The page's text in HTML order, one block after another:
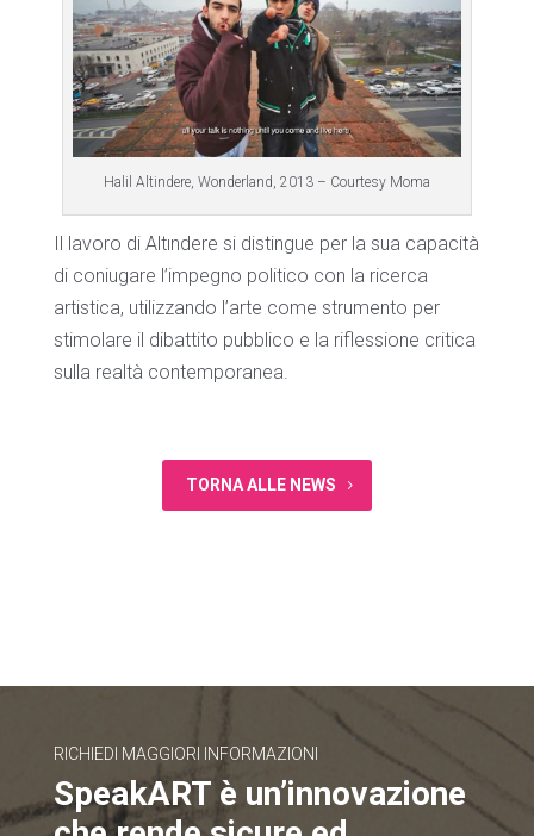
Halil Altindere, Wonderland, 2013 – Courtesy Moma
Il lavoro di Altındere si distingue per la sua capacità
di coniugare l’impegno politico con la ricerca
artistica, utilizzando l’arte come strumento per
stimolare il dibattito pubblico e la riflessione critica
sulla realtà contemporanea.
TORNA ALLE NEWS
RICHIEDI MAGGIORI INFORMAZIONI
SpeakART è un’innovazione